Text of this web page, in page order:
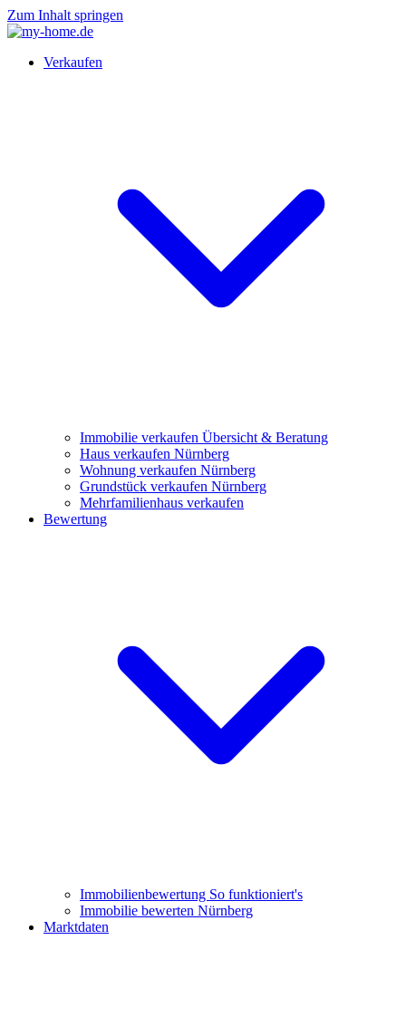
Zum Inhalt springen
Verkaufen
Immobilie verkaufen Übersicht & Beratung
Haus verkaufen Nürnberg
Wohnung verkaufen Nürnberg
Grundstück verkaufen Nürnberg
Mehrfamilienhaus verkaufen
Bewertung
Immobilienbewertung So funktioniert's
Immobilie bewerten Nürnberg
Marktdaten